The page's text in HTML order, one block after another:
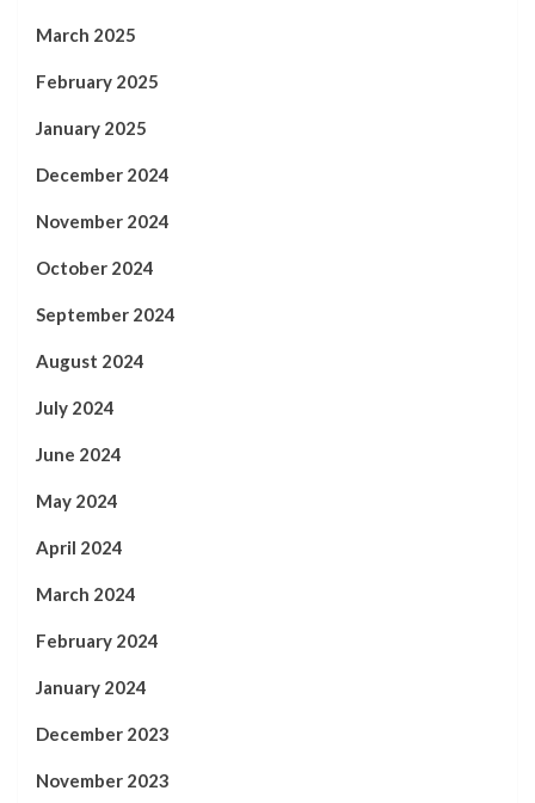
March 2025
February 2025
January 2025
December 2024
November 2024
October 2024
September 2024
August 2024
July 2024
June 2024
May 2024
April 2024
March 2024
February 2024
January 2024
December 2023
November 2023